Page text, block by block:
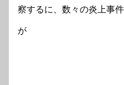
察するに、数々の炎上事
が